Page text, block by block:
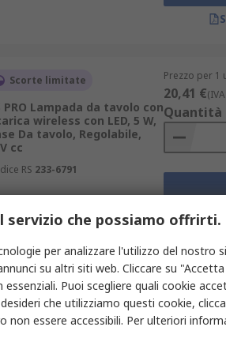
Scorte limitate
PRO Lampada da tavolo con
wireless con LED, 5 W,
Da tavolo, Regolabile,
cc
RS 233-6791
Prezzo per 1
20,41 €
Quantità
PRO lampada da tavolo con
21 W, Estensione:400 mm,
Prezzo per 1
228,29 €
Quantità
servizio che possiamo offrirti.
per analizzare l'utilizzo del nostro
su altri siti web. Cliccare su
Puoi scegliere quali cookie
che utilizziamo questi cookie,
non essere accessibili. Per ulteriori